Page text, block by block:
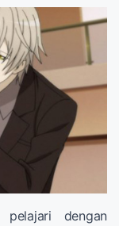
dengan